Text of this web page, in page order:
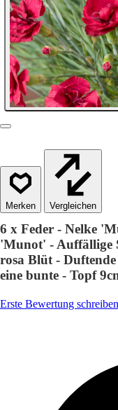
Vergleichen
6 x Feder - Nelke
'Munot' - Auffällige
rosa Blüt -
eine bunte - Topf
Erste Bewertung schreiben